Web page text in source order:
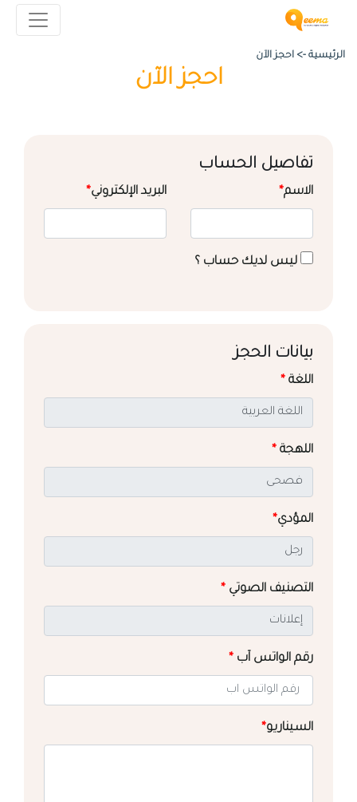
الرئيسية -> احجز الآن
احجز الآن
تفاصيل الحساب
الاسم* البريد الإلكتروني*
ليس لديك حساب ؟
بيانات الحجز
اللغة *
اللهجة *
المؤدي*
التصنيف الصوتي *
رقم الواتس آب *
السيناريو*